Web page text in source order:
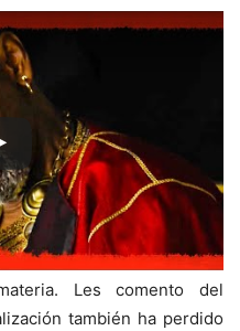
Les comento del
también ha perdido